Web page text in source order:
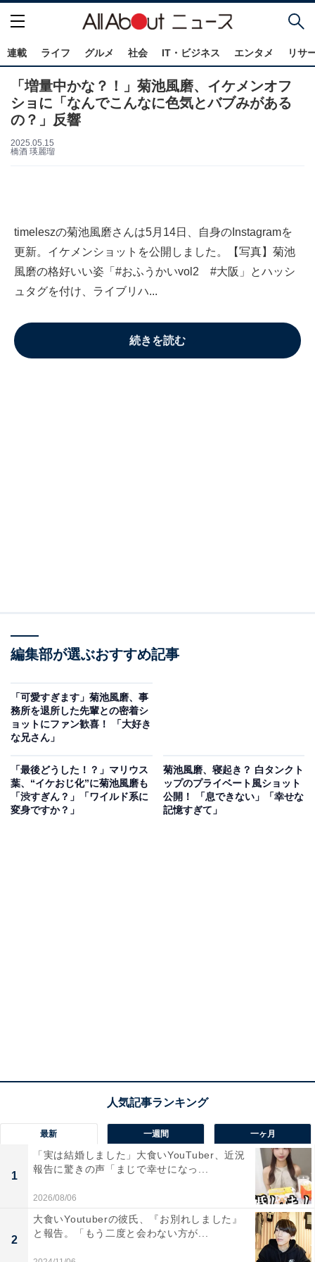
連載 ライフ グルメ 社会 IT・ビジネス エンタメ リサ
「増量中かな？！」菊池風磨、イケメンオフ
ショに「なんでこんなに色気とバブみがある
の？」反響
2025.05.15
橋酒 瑛麗瑠
timeleszの菊池風磨さんは5月14日、自身のInstagramを
更新。イケメンショットを公開しました。【写真】菊池
風磨の格好いい姿「#おふうかいvol2 #大阪」とハッシ
ュタグを付け、ライブリハ...
続きを読む
編集部が選ぶおすすめ記事
「可愛すぎます」菊池風磨、事
務所を退所した先輩との密着シ
ョットにファン歓喜！ 「大好き
な兄さん」
「最後どうした！？」マリウス
葉、“イケおじ化”に菊池風磨も
「渋すぎん？」「ワイルド系に
変身ですか？」
菊池風磨、寝起き？ 白タンクト
ップのプライベート風ショット
公開！ 「息できない」「幸せな
記憶すぎて」
最新 一週間 一ヶ月
1
「実は結婚しました」大食いYouTuber、近況
報告に驚きの声「まじで幸せになっ...
2026/08/06
2
大食いYoutuberの彼氏、『お別れしました』
と報告。「もう二度と会わない方が...